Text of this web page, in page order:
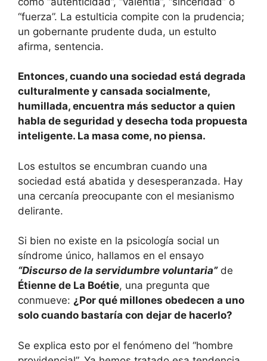
“fuerza”. La estulticia compite con la prudencia;
un gobernante prudente duda, un estulto
afirma, sentencia.
Entonces, cuando una sociedad está degrada
culturalmente y cansada socialmente,
humillada, encuentra más seductor a quien
habla de seguridad y desecha toda propuesta
inteligente. La masa come, no piensa.
Los estultos se encumbran cuando una
sociedad está abatida y desesperanzada. Hay
una cercanía preocupante con el mesianismo
delirante.
Si bien no existe en la psicología social un
síndrome único, hallamos en el ensayo
“Discurso de la servidumbre voluntaria”de
Étienne de La Boétie, una pregunta que
conmueve: ¿Por qué millones obedecen a uno
solo cuando bastaría con dejar de hacerlo?
Se explica esto por el fenómeno del “hombre